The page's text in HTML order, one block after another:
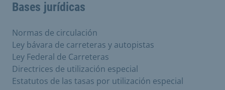
Bases jurídicas
Normas de circulación
Ley bávara de carreteras y autopistas
Ley Federal de Carreteras
Directrices de utilización especial
Estatutos de las tasas por utilización especial